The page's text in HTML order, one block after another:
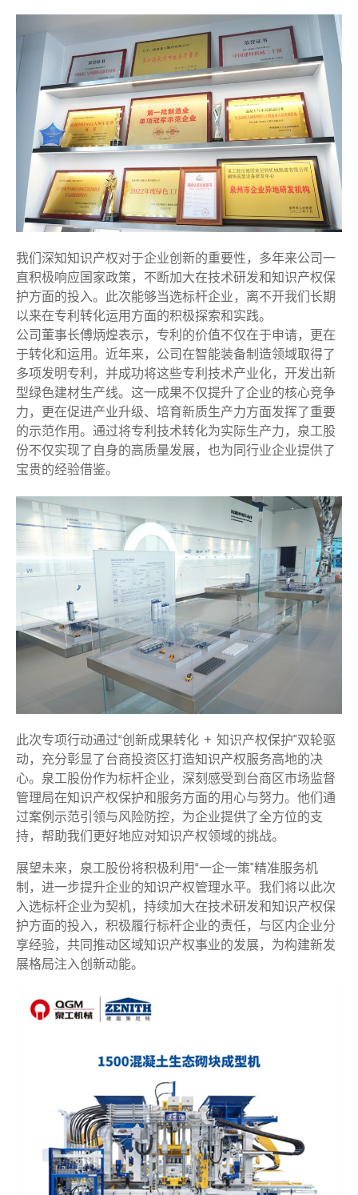
我们深知知识产权对于企业创新的重要性，多年来公司一
直积极响应国家政策，不断加大在技术研发和知识产权保
护方面的投入。此次能够当选标杆企业，离不开我们长期
以来在专利转化运用方面的积极探索和实践。
公司董事长傅炳煌表示，专利的价值不仅在于申请，更在
于转化和运用。近年来，公司在智能装备制造领域取得了
多项发明专利，并成功将这些专利技术产业化，开发出新
型绿色建材生产线。这一成果不仅提升了企业的核心竞争
力，更在促进产业升级、培育新质生产力方面发挥了重要
的示范作用。通过将专利技术转化为实际生产力，泉工股
份不仅实现了自身的高质量发展，也为同行业企业提供了
宝贵的经验借鉴。
此次专项行动通过“创新成果转化 + 知识产权保护”双轮驱
动，充分彰显了台商投资区打造知识产权服务高地的决
心。泉工股份作为标杆企业，深刻感受到台商区市场监督
管理局在知识产权保护和服务方面的用心与努力。他们通
过案例示范引领与风险防控，为企业提供了全方位的支
持，帮助我们更好地应对知识产权领域的挑战。
展望未来，泉工股份将积极利用“一企一策”精准服务机
制，进一步提升企业的知识产权管理水平。我们将以此次
入选标杆企业为契机，持续加大在技术研发和知识产权保
护方面的投入，积极履行标杆企业的责任，与区内企业分
享经验，共同推动区域知识产权事业的发展，为构建新发
展格局注入创新动能。